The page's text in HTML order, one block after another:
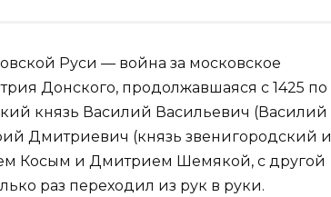
Руси — война за московское
Донского, продолжавшаяся с 1425 по
князь Василий Васильевич (Василий
Дмитриевич (князь звенигородский и
Косым и Дмитрием Шемякой, с другой
раз переходил из рук в руки.